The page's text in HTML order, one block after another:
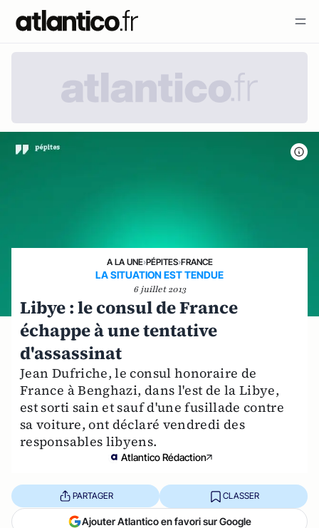
A LA UNE›PÉPITES›FRANCE
LA SITUATION EST TENDUE
6 juillet 2013
Libye : le consul de France
échappe à une tentative
d'assassinat
Jean Dufriche, le consul honoraire de
France à Benghazi, dans l'est de la Libye,
est sorti sain et sauf d'une fusillade contre
sa voiture, ont déclaré vendredi des
responsables libyens.
Atlantico Rédaction
PARTAGER CLASSER
Ajouter Atlantico en favori sur Google